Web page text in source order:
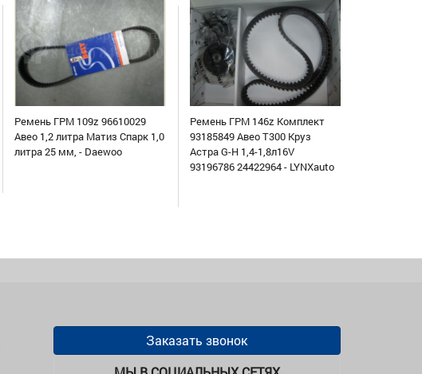
Ремень ГРМ 109z 96610029
Авео 1,2 литра Матиз Спарк 1,0
литра 25 мм, - Daewoo
Ремень ГРМ 146z Комплект
93185849 Авео Т300 Круз
Астра G-H 1,4-1,8л16V
93196786 24422964 - LYNXauto
Заказать звонок